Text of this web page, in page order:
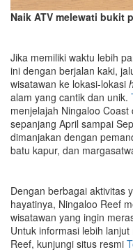
Naik ATV melewati bukit
Jika memiliki waktu lebih
ini dengan berjalan kaki,
wisatawan ke lokasi-lokasi
alam yang cantik dan unik.
menjelajah Ningaloo
sepanjang April sampai
dimanjakan dengan
batu kapur, dan
Dengan berbagai aktivitas
hayatinya, Ningaloo Reef
wisatawan yang ingin
Untuk informasi lebih
Reef, kunjungi situs resmi